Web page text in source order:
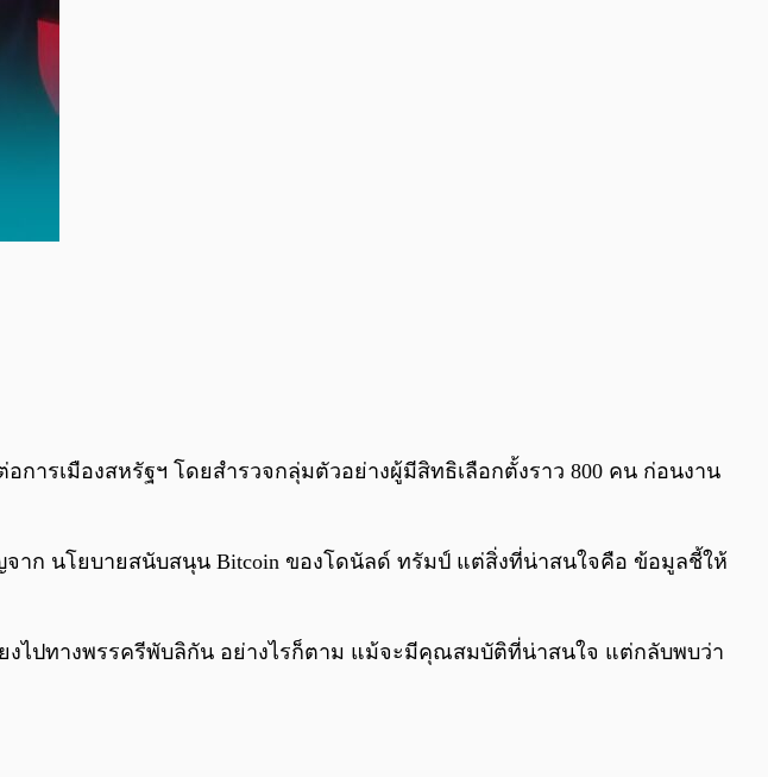
0:00 0:00
การเมืองสหรัฐฯ โดยสำรวจกลุ่มตัวอย่างผู้มีสิทธิเลือกตั้งราว 800 คน ก่อนงาน
าก นโยบายสนับสนุน Bitcoin ของโดนัลด์ ทรัมป์ แต่สิ่งที่น่าสนใจคือ ข้อมูลชี้ให้
งไปทางพรรครีพับลิกัน อย่างไรก็ตาม แม้จะมีคุณสมบัติที่น่าสนใจ แต่กลับพบว่า